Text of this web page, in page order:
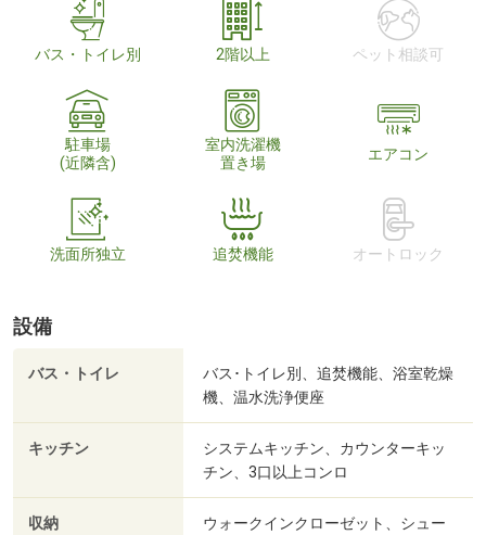
バス・トイレ別 2階以上 ペット相談可
駐車場
(近隣含)
室内洗濯機
置き場
エアコン
洗面所独立 追焚機能 オートロック
設備
バス・トイレ
バス･トイレ別、追焚機能、浴室乾燥
機、温水洗浄便座
キッチン
システムキッチン、カウンターキッ
チン、3口以上コンロ
収納
ウォークインクローゼット、シュー